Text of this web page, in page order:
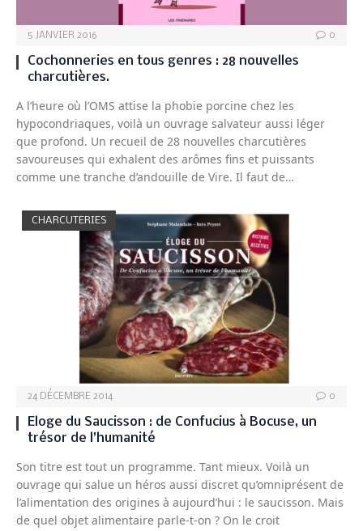
5 JANVIER 2016 0
Cochonneries en tous genres : 28 nouvelles
charcutières.
A l’heure où l’OMS attise la phobie porcine chez les
hypocondriaques, voilà un ouvrage salvateur aussi léger
que profond. Un recueil de 28 nouvelles charcutières
savoureuses qui exhalent des arômes fins et puissants
comme une tranche d’andouille de Vire. Il faut de…
CHARCUTERIES
24 DÉCEMBRE 2014 0
Eloge du Saucisson : de Confucius à Bocuse, un
trésor de l’humanité
Son titre est tout un programme. Tant mieux. Voilà un
ouvrage qui salue un héros aussi discret qu’omniprésent de
l’alimentation des origines à aujourd’hui : le saucisson. Mais
de quel objet alimentaire parle-t-on ? On le croit